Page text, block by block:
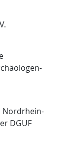
Nordrhein-
DGUF